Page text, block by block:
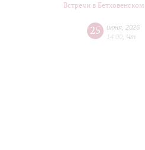
Встречи в
25 июня 2026
14:00 Чт